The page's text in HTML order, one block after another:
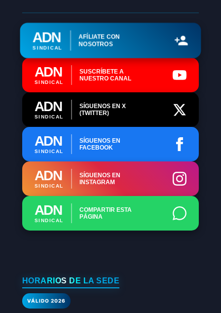
ADN
SINDICAL
AFÍLIATE CON
NOSOTROS
ADN
SINDICAL
SUSCRÍBETE A
NUESTRO CANAL
ADN
SINDICAL
SÍGUENOS EN X
(TWITTER)
ADN
SINDICAL
SÍGUENOS EN
FACEBOOK
ADN
SINDICAL
SÍGUENOS EN
INSTAGRAM
ADN
SINDICAL
COMPARTIR ESTA
PÁGINA
HORARIOS DE LA SEDE
VÁLIDO 2026